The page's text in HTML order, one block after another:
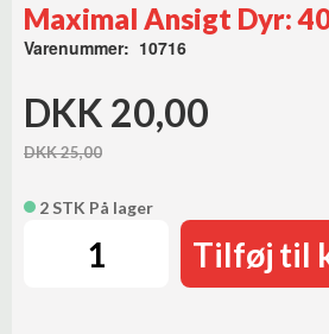
Maximal Ansigt Dyr:
Varenummer: 10716
DKK 20,00
DKK 25,00
2 STK På lager
Tilføj til